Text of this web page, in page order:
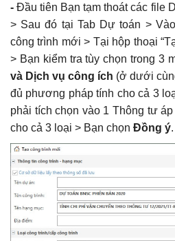
Tổng hợp Đơn
Nhân công, Giá
thành
Khắc Tiệp 0981757527
Bộ cài DỰ TOÁN
01/3/2022)
Khắc Tiệp 0981757527
toán khi nào thì
Khắc Tiệp 0981757527
- Đầu tiên Bạn tạm thoát các file
> Sau đó tại Tab Dự toán >
công trình mới > Tại hộp thoại
> Bạn kiểm tra tùy chọn trong 3
và Dịch vụ công ích (ở dưới
đủ phương pháp tính cho cả 3
phải tích chọn vào 1 Thông tư
cho cả 3 loại > Bạn chọn Đồng ý.